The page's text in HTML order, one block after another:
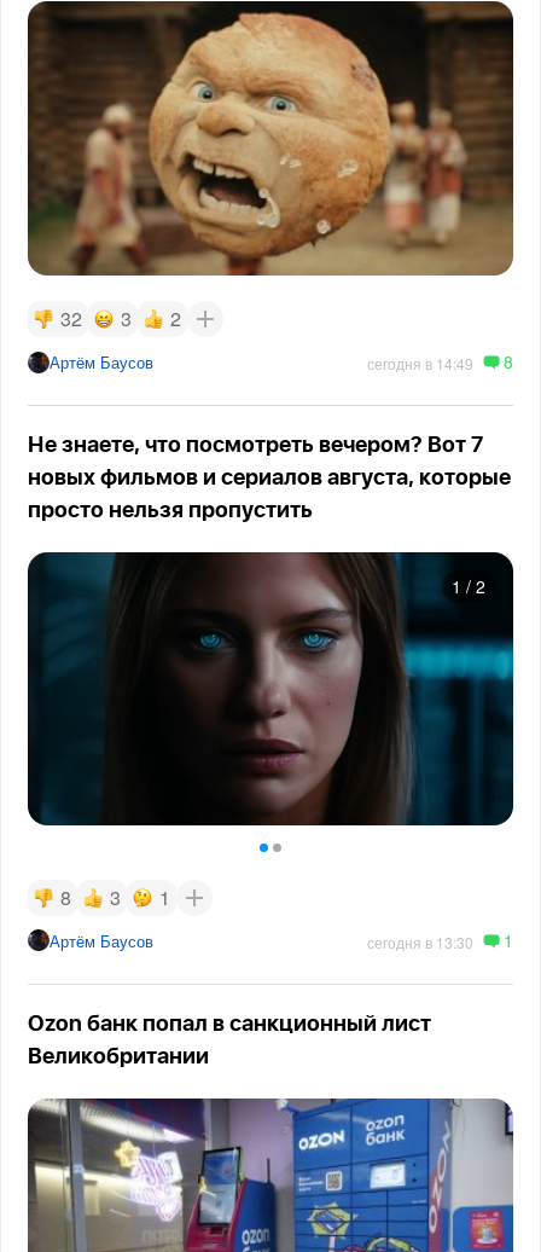
32 3 2
Артём Баусов сегодня в 14:49 8
Не знаете, что посмотреть вечером? Вот 7
новых фильмов и сериалов августа, которые
просто нельзя пропустить
1 / 2
8 3 1
Артём Баусов сегодня в 13:30 1
Ozon банк попал в санкционный лист
Великобритании